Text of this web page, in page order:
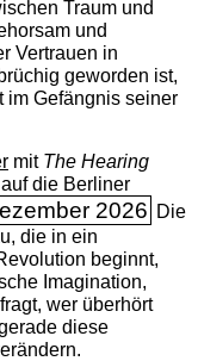
Traum und
und
Vertrauen in
geworden ist,
im Gefängnis seiner
mit The ­Hearing
die Berliner
2026 Die
die in ein
beginnt,
Imagination,
wer überhört
diese